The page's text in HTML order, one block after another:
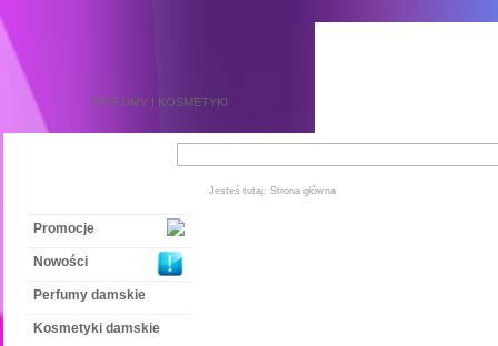
PERFUMY I KOSMETYKI
Promocje
Nowości
Perfumy damskie
Kosmetyki damskie
Jesteś tutaj: Strona główna